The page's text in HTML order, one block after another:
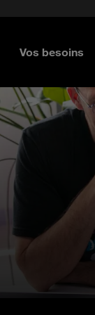
Vos besoins
plus
plus
plus
plus